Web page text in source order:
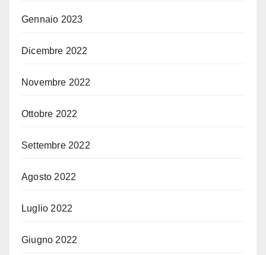
Gennaio 2023
Dicembre 2022
Novembre 2022
Ottobre 2022
Settembre 2022
Agosto 2022
Luglio 2022
Giugno 2022